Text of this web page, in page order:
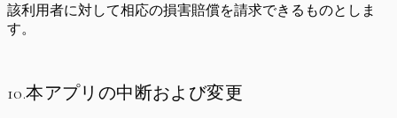
該利用者に対して相応の損害賠償を請求できるものとしま
す。
10.本アプリの中断および変更